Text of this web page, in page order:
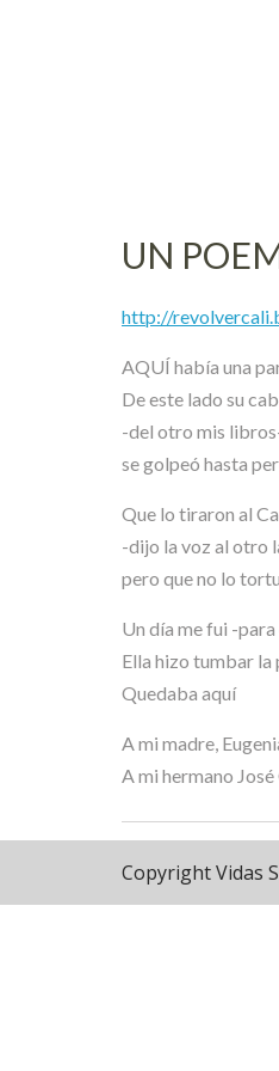
UN
http://
AQUÍ había una
De este lado su
-del otro mis
se golpeó hasta
Que lo tiraron al
-dijo la voz al otro
pero que no lo
Un día me fui -
Ella hizo tumbar la
Quedaba aquí
A mi madre,
A mi hermano
Copyright Vidas